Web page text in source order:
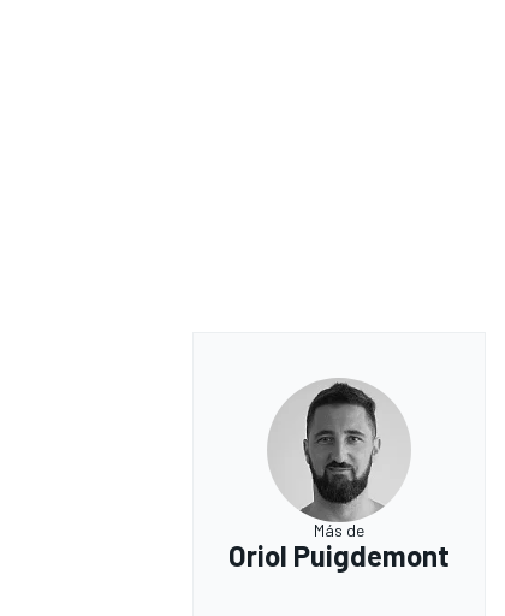
Más de
Oriol Puigdemont